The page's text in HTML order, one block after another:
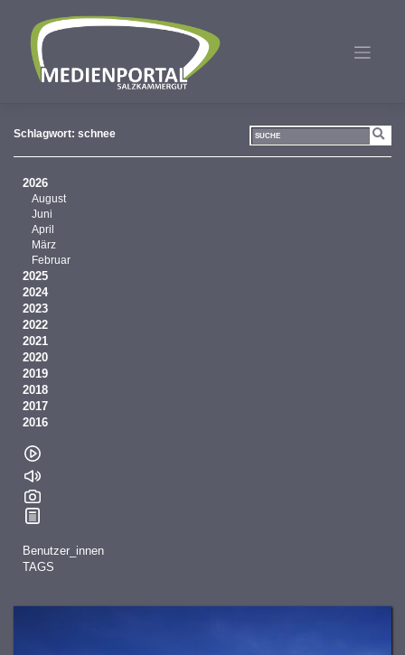
springen
Schlagwort: schnee
2026
August
Juni
April
März
Februar
2025
2024
2023
2022
2021
2020
2019
2018
2017
2016
Benutzer_innen
TAGS